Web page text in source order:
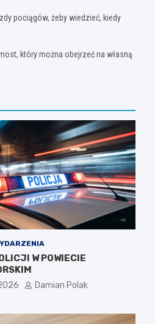
pociągów, żeby wiedzieć, kiedy
który można obejrzeć na własną
W POWIECIE
Damian Polak